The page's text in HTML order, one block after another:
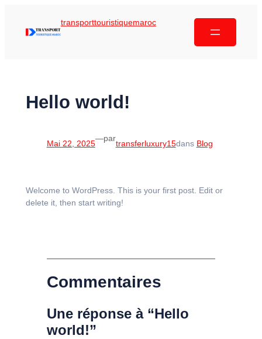
transporttouristiquemaroc
Hello world!
Mai 22, 2025
—par
transferluxury15dans Blog
Welcome to WordPress. This is your first post. Edit or
delete it, then start writing!
Commentaires
Une réponse à “Hello
world!”